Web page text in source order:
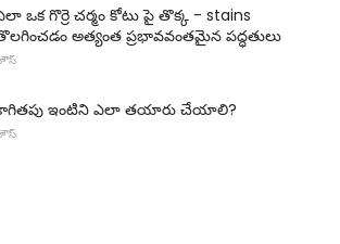
ఒక గొర్రె చర్మం కోటు పై తొక్క - stains
అత్యంత ప్రభావవంతమైన పద్ధతులు
ఇంటిని ఎలా తయారు చేయాలి?